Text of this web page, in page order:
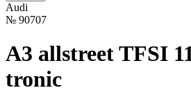
Audi
№ 90707
A3 allstreet TFSI
tronic